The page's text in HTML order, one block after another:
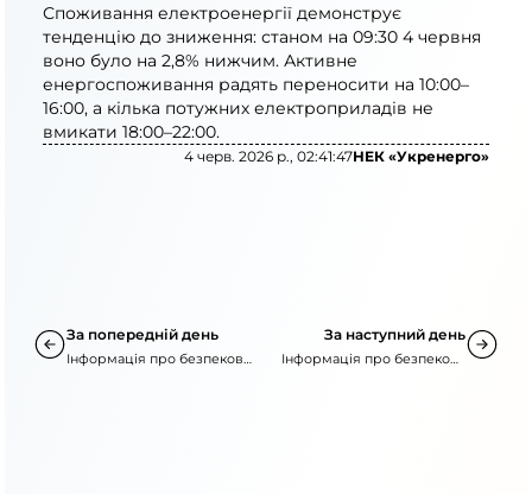
Споживання електроенергії демонструє
тенденцію до зниження: станом на 09:30 4 червня
воно було на 2,8% нижчим. Активне
енергоспоживання радять переносити на 10:00–
16:00, а кілька потужних електроприладів не
вмикати 18:00–22:00.
4 черв. 2026 р., 02:41:47НЕК «Укренерго»
За попередній день
Інформація про безпекову
За наступний день
Інформація про безпекову